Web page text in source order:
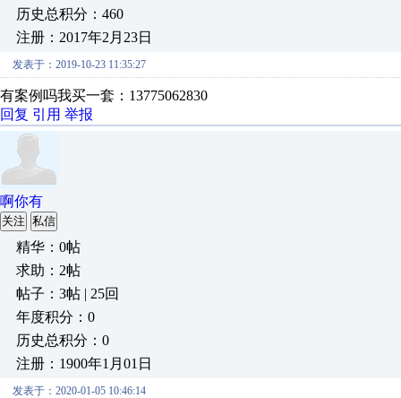
历史总积分：460
注册：2017年2月23日
发表于：2019-10-23 11:35:27
有案例吗我买一套：13775062830
回复 引用 举报
啊你有
关注 私信
精华：0帖
求助：2帖
帖子：3帖 | 25回
年度积分：0
历史总积分：0
注册：1900年1月01日
发表于：2020-01-05 10:46:14